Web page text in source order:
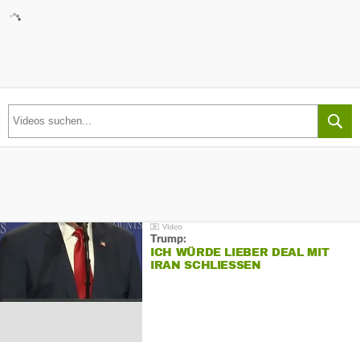
Trump:
ICH WÜRDE LIEBER DEAL MIT
IRAN SCHLIESSEN